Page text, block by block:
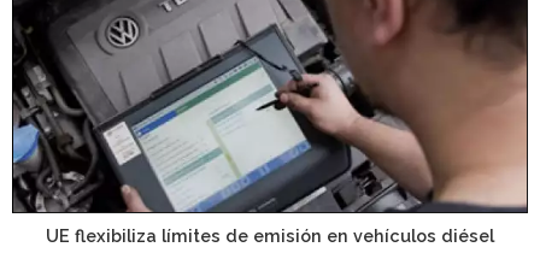
UE flexibiliza límites de emisión en vehículos diésel